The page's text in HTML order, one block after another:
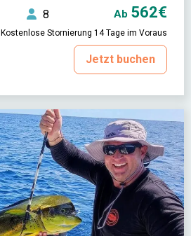
8 Ab 562€
Kostenlose Stornierung 14 Tage im Voraus
Jetzt buchen